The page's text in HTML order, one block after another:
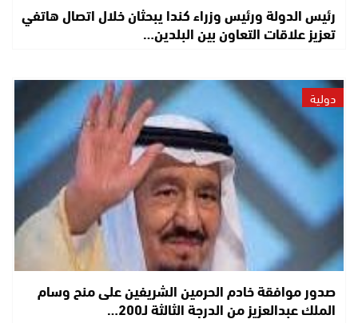
رئيس الدولة ورئيس وزراء كندا يبحثان خلال اتصال هاتفي
تعزيز علاقات التعاون بين البلدين…
دولية
صدور موافقة خادم الحرمين الشريفين على منح وسام
الملك عبدالعزيز من الدرجة الثالثة لـ200…